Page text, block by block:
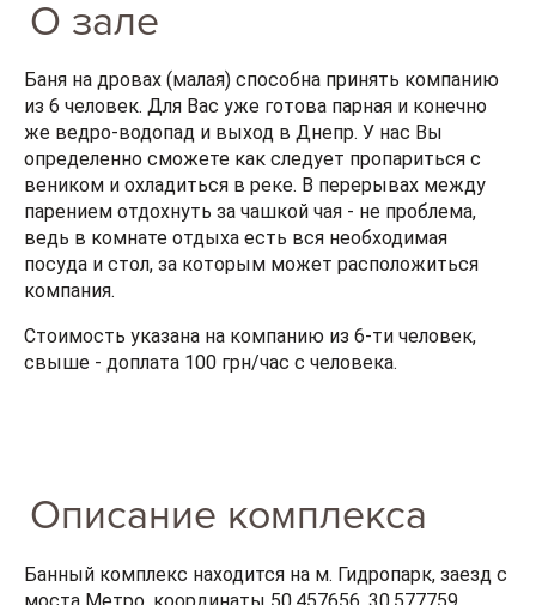
О зале
Баня на дровах (малая) способна принять компанию
из 6 человек. Для Вас уже готова парная и конечно
же ведро-водопад и выход в Днепр. У нас Вы
определенно сможете как следует пропариться с
веником и охладиться в реке. В перерывах между
парением отдохнуть за чашкой чая - не проблема,
ведь в комнате отдыха есть вся необходимая
посуда и стол, за которым может расположиться
компания.
Стоимость указана на компанию из 6-ти человек,
свыше - доплата 100 грн/час с человека.
Описание комплекса
Банный комплекс находится на м. Гидропарк, заезд с